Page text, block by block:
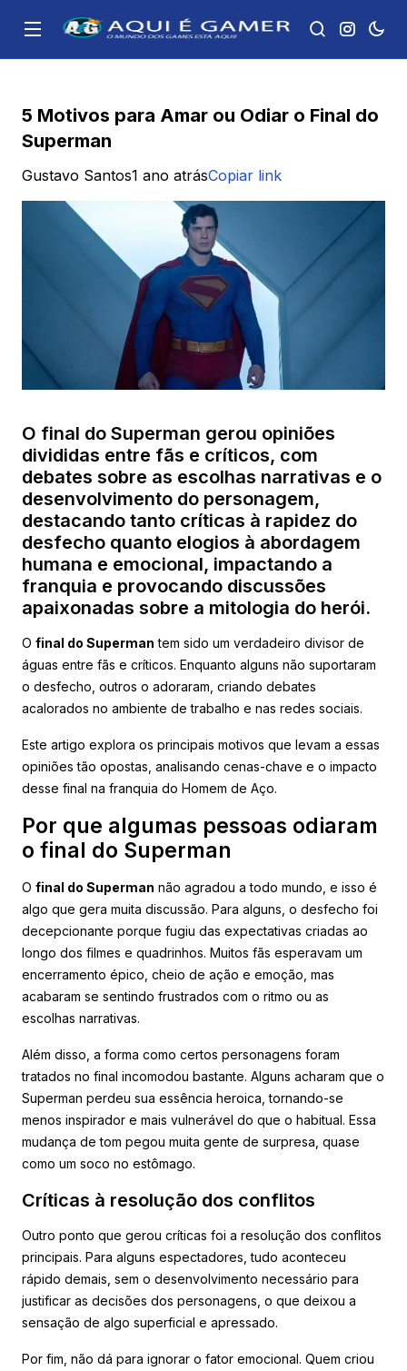
5 Motivos para Amar ou Odiar o Final do
Superman
Gustavo Santos1 ano atrásCopiar link
O final do Superman gerou opiniões
divididas entre fãs e críticos, com
debates sobre as escolhas narrativas e o
desenvolvimento do personagem,
destacando tanto críticas à rapidez do
desfecho quanto elogios à abordagem
humana e emocional, impactando a
franquia e provocando discussões
apaixonadas sobre a mitologia do herói.
O final do Superman tem sido um verdadeiro divisor de
águas entre fãs e críticos. Enquanto alguns não suportaram
o desfecho, outros o adoraram, criando debates
acalorados no ambiente de trabalho e nas redes sociais.
Este artigo explora os principais motivos que levam a essas
opiniões tão opostas, analisando cenas-chave e o impacto
desse final na franquia do Homem de Aço.
Por que algumas pessoas odiaram
o final do Superman
O final do Superman não agradou a todo mundo, e isso é
algo que gera muita discussão. Para alguns, o desfecho foi
decepcionante porque fugiu das expectativas criadas ao
longo dos filmes e quadrinhos. Muitos fãs esperavam um
encerramento épico, cheio de ação e emoção, mas
acabaram se sentindo frustrados com o ritmo ou as
escolhas narrativas.
Além disso, a forma como certos personagens foram
tratados no final incomodou bastante. Alguns acharam que o
Superman perdeu sua essência heroica, tornando-se
menos inspirador e mais vulnerável do que o habitual. Essa
mudança de tom pegou muita gente de surpresa, quase
como um soco no estômago.
Críticas à resolução dos conflitos
Outro ponto que gerou críticas foi a resolução dos conflitos
principais. Para alguns espectadores, tudo aconteceu
rápido demais, sem o desenvolvimento necessário para
justificar as decisões dos personagens, o que deixou a
sensação de algo superficial e apressado.
Por fim, não dá para ignorar o fator emocional. Quem criou